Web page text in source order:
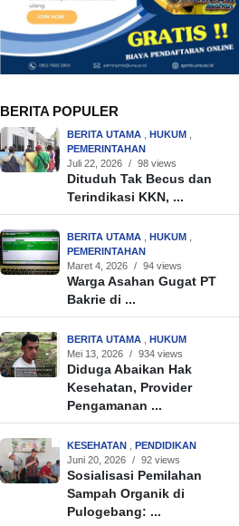
BERITA POPULER
BERITA UTAMA , HUKUM ,
PEMERINTAHAN
Juli 22, 2026
/ 98 views
Dituduh Tak Becus dan
Terindikasi KKN, ...
BERITA UTAMA , HUKUM ,
PEMERINTAHAN
Maret 4, 2026
/ 94 views
Warga Asahan Gugat PT
Bakrie di ...
BERITA UTAMA , HUKUM
Mei 13, 2026
/ 934 views
Diduga Abaikan Hak
Kesehatan, Provider
Pengamanan ...
KESEHATAN , PENDIDIKAN
Juni 20, 2026
/ 92 views
Sosialisasi Pemilahan
Sampah Organik di
Pulogebang: ...